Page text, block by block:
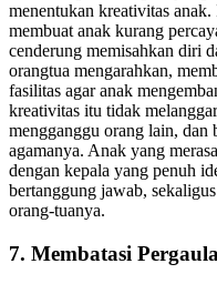
Ada sebagian orangtua yang
menentukan kreativitas anak.
membuat anak kurang
cenderung memisahkan diri
orangtua mengarahkan,
fasilitas agar anak
kreativitas itu tidak
mengganggu orang lain,
agamanya. Anak yang
dengan kepala yang penuh
bertanggung jawab,